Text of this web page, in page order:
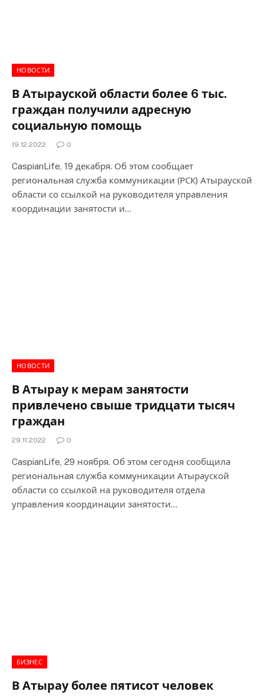
НОВОСТИ
В Атырауской области более 6 тыс.
граждан получили адресную
социальную помощь
19.12.2022 0
CaspianLife, 19 декабря. Об этом сообщает
региональная служба коммуникации (РСК) Атырауской
области со ссылкой на руководителя управления
координации занятости и…
НОВОСТИ
В Атырау к мерам занятости
привлечено свыше тридцати тысяч
граждан
29.11.2022 0
CaspianLife, 29 ноября. Об этом сегодня сообщила
региональная служба коммуникации Атырауской
области со ссылкой на руководителя отдела
управления координации занятости…
БИЗНЕС
В Атырау более пятисот человек